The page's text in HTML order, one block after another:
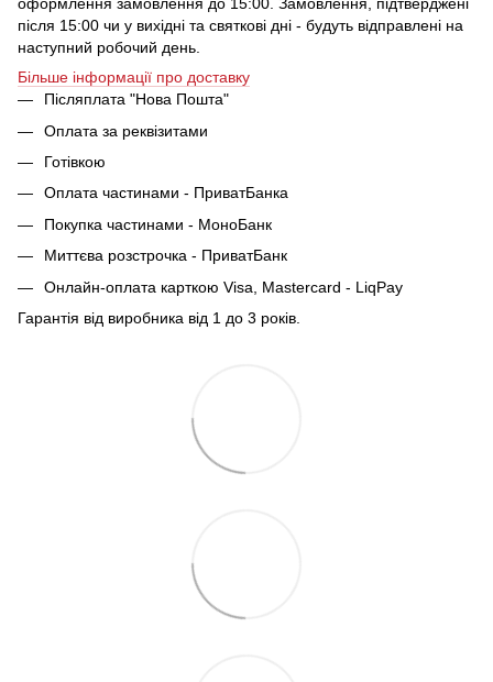
після 15:00 чи у вихідні та святкові дні - будуть відправлені на
наступний робочий день.
Більше інформації про доставку
Післяплата "Нова Пошта"
Оплата за реквізитами
Готівкою
Оплата частинами - ПриватБанка
Покупка частинами - МоноБанк
Миттєва розстрочка - ПриватБанк
Онлайн-оплата карткою Visa, Mastercard - LiqPay
Гарантія від виробника від 1 до 3 років.